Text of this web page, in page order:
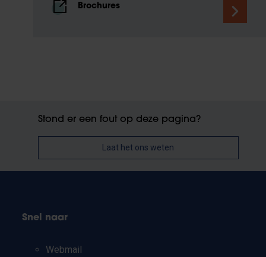
Brochures
Stond er een fout op deze pagina?
Laat het ons weten
Snel naar
Webmail